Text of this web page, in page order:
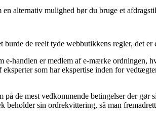
alternativ mulighed bør du bruge et
de reelt tyde webbutikkens regler, det
e-handlen er medlem af e-mærke
som har ekspertise inden for
de mest vedkommende betingelser der
beholder sin ordrekvittering, så man